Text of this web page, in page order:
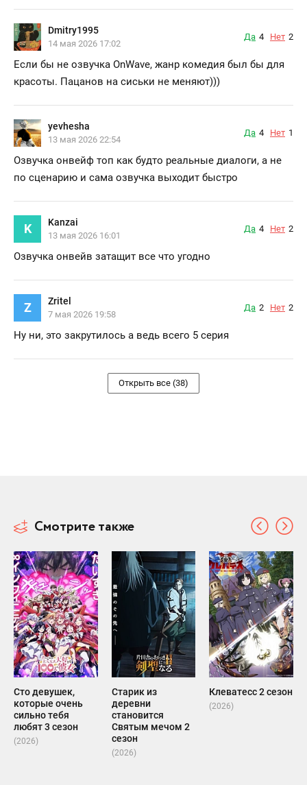
Dmitry1995
14 мая 2026 17:02
Да 4 Нет 2
Если бы не озвучка OnWave, жанр комедия был бы для
красоты. Пацанов на сиськи не меняют)))
yevhesha
13 мая 2026 22:54
Да 4 Нет 1
Озвучка онвейф топ как будто реальные диалоги, а не
по сценарию и сама озвучка выходит быстро
K Kanzai
13 мая 2026 16:01
Да 4 Нет 2
Озвучка онвейв затащит все что угодно
Z Zritel
7 мая 2026 19:58
Да 2 Нет 2
Ну ни, это закрутилось а ведь всего 5 серия
Открыть все (38)
Смотрите также
Сто девушек,
которые очень
сильно тебя
любят 3 сезон
(2026)
Старик из
деревни
становится
Святым мечом 2
сезон
(2026)
Клеватесс 2 сезон
(2026)